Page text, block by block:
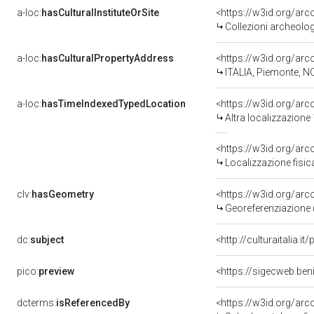
a-loc:hasCulturalInstituteOrSite
<https://w3id.org/
Collezioni
a-loc:hasCulturalPropertyAddress
<https://w3id.org/
ITALIA, Piemonte,
a-loc:hasTimeIndexedTypedLocation
<https://w3id.org/
Altra localizzazione
<https://w3id.org/
Localizzazione
clv:hasGeometry
<https://w3id.org/
dc:subject <http://culturaitalia.it/
pico:preview
dcterms:isReferencedBy
<https://w3id.org/